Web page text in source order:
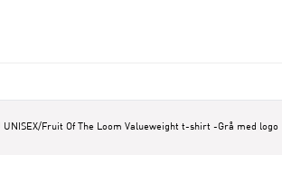
UNISEX/Fruit Of The Loom Valueweight t-shirt -Grå med logo